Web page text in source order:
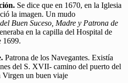
Se dice que en 1670, en la Iglesia
la imagen. Un mudo
Buen Suceso, Madre y Patrona de
en la capilla del Hospital de
1699.
Patrona de los Navegantes. Existía
del S. XVII- camino del puerto del
Virgen un buen viaje